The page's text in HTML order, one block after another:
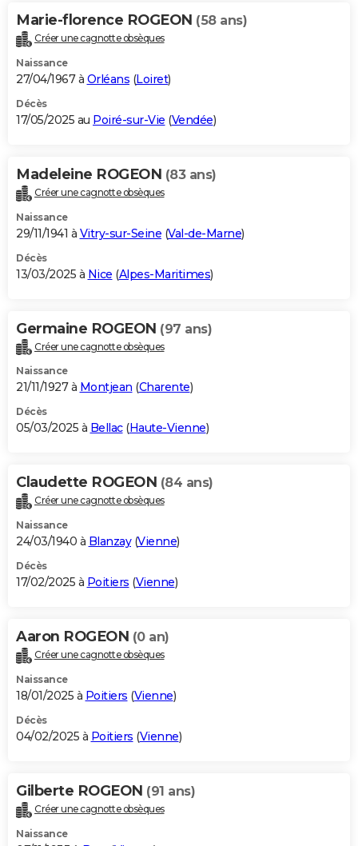
Marie-florence ROGEON (58 ans)
Créer une cagnotte obsèques
Naissance
27/04/1967 à Orléans (Loiret)
Décès
17/05/2025 au Poiré-sur-Vie (Vendée)
Madeleine ROGEON (83 ans)
Créer une cagnotte obsèques
Naissance
29/11/1941 à Vitry-sur-Seine (Val-de-Marne)
Décès
13/03/2025 à Nice (Alpes-Maritimes)
Germaine ROGEON (97 ans)
Créer une cagnotte obsèques
Naissance
21/11/1927 à Montjean (Charente)
Décès
05/03/2025 à Bellac(Haute-Vienne)
Claudette ROGEON (84 ans)
Créer une cagnotte obsèques
Naissance
24/03/1940 à Blanzay(Vienne)
Décès
17/02/2025 à Poitiers (Vienne)
Aaron ROGEON (0 an)
Créer une cagnotte obsèques
Naissance
18/01/2025 à Poitiers (Vienne)
Décès
04/02/2025 à Poitiers (Vienne)
Gilberte ROGEON (91 ans)
Créer une cagnotte obsèques
Naissance